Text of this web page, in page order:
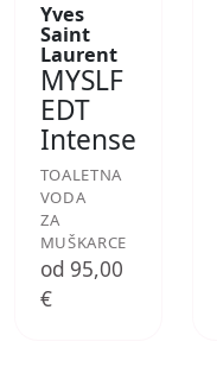
Yves
Saint
Laurent
MYSLF
EDT
Intense
TOALETNA
VODA
ZA
MUŠKARCE
od 95,00
€